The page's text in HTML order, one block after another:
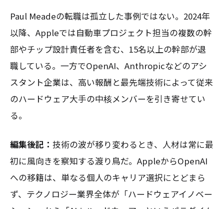
Paul Meadeの転職は孤立した事例ではない。2024年
以降、Appleでは自動車プロジェクト担当の複数の幹
部やチップ設計責任者を含む、15名以上の幹部が退
職している。一方でOpenAI、Anthropicなどのアシ
スタント企業は、高い報酬と最先端技術によって従来
のハードウェア大手の中核メンバーを引き寄せてい
る。
編集後記： 技術の波が移り変わるとき、人材は常に最
初に風向きを察知する渡り鳥だ。AppleからOpenAI
への移籍は、単なる個人のキャリア選択にとどまら
ず、テクノロジー業界全体が「ハードウェアイノベー